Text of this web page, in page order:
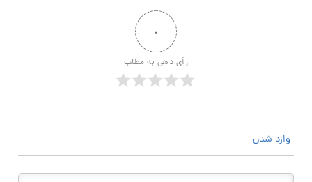
۰
رأی دهی به مطلب
وارد شدن